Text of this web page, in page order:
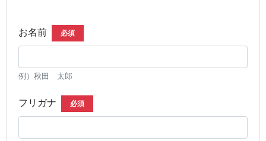
お名前 必須
例）秋田 太郎
フリガナ 必須